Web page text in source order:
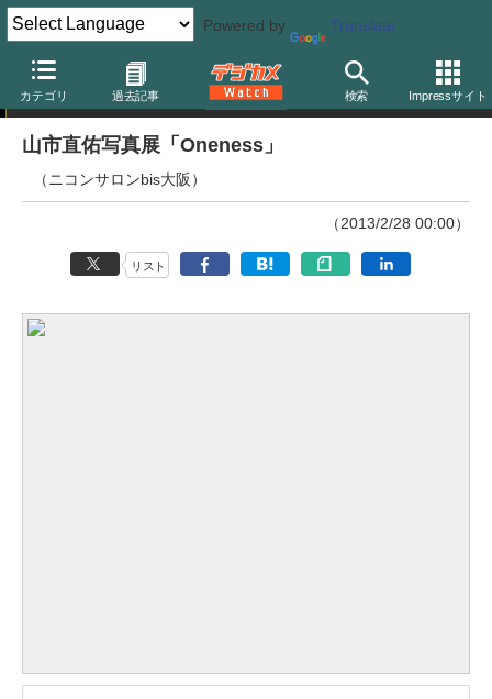
Powered by Translate
カテゴリ 過去記事 検索 Impressサイト
ニュース
山市直佑写真展「Oneness」
（ニコンサロンbis大阪）
（2013/2/28 00:00）
リスト